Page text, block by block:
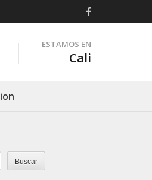
ESTAMOS EN
Cali
Buscar